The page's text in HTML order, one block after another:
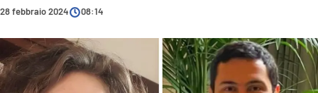
ECONOMIA E LAVORO
SANITÀ
SPORT
28 febbraio 2024 08:14